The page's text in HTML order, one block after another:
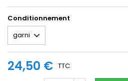
Conditionnement
24,50 € TTC